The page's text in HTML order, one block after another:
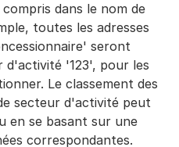
dans le nom de
toutes les adresses
seront
d'activité '123', pour les
Le classement des
secteur d'activité peut
en se basant sur une
correspondantes.